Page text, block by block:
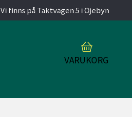
Vi finns på Taktvägen 5 i Öjebyn
VARUKORG